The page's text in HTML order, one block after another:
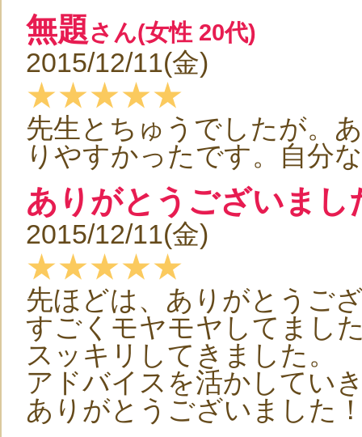
無題さん(女性 20代)
2015/12/11(金)
★★★★★
先生とちゅうでしたが。
りやすかったです。自分
ありがとうございまし
2015/12/11(金)
★★★★★
先ほどは、ありがとうご
すごくモヤモヤしてまし
スッキリしてきました。
アドバイスを活かしてい
ありがとうございました